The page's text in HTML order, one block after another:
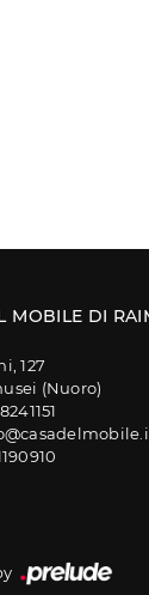
MOBILE DI
127
(Nuoro)